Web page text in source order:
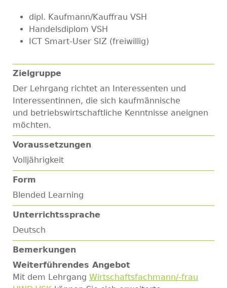
dipl. Kaufmann/Kauffrau VSH
Handelsdiplom VSH
ICT Smart-User SIZ (freiwillig)
Zielgruppe
Der Lehrgang richtet an Interessenten und
Interessentinnen, die sich kaufmännische
und betriebswirtschaftliche Kenntnisse aneignen
möchten.
Voraussetzungen
Volljährigkeit
Form
Blended Learning
Unterrichtssprache
Deutsch
Bemerkungen
Weiterführendes Angebot
Mit dem Lehrgang Wirtschaftsfachmann/-frau